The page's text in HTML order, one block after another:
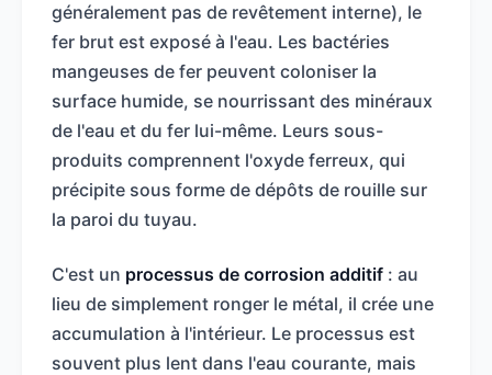
généralement pas de revêtement interne), le
fer brut est exposé à l'eau. Les bactéries
mangeuses de fer peuvent coloniser la
surface humide, se nourrissant des minéraux
de l'eau et du fer lui-même. Leurs sous-
produits comprennent l'oxyde ferreux, qui
précipite sous forme de dépôts de rouille sur
la paroi du tuyau.
C'est un processus de corrosion additif : au
lieu de simplement ronger le métal, il crée une
accumulation à l'intérieur. Le processus est
souvent plus lent dans l'eau courante, mais